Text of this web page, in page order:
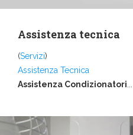
Assistenza tecnica
(Servizi)
Assistenza Tecnica
Assistenza Condizionatori